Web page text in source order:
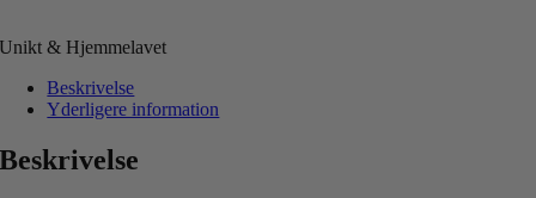
Unikt & Hjemmelavet
Beskrivelse
Yderligere information
Beskrivelse